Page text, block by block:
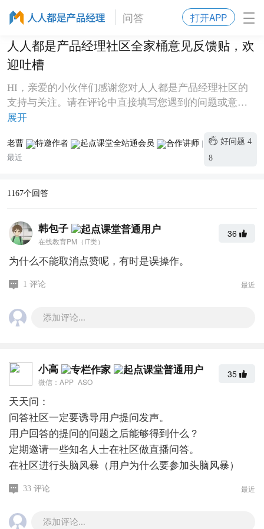
问答 打开APP
人人都是产品经理社区全家桶意见反馈贴，欢
迎吐槽
HI，亲爱的小伙伴们感谢您对人人都是产品经理社区的
支持与关注。请在评论中直接填写您遇到的问题或意见
建议，您的意见对人人都是产品经理非常重要，是人人
见和建议，对您留下的宝贵意见我们将第一时间给予解
答并修正，并根据反馈意见的重要程度，给予一定奖
请注明产品模块，目前人人都是产品经理社区旗下产品
有：[图片]人人
展开
老曹
|
最近
好问题4
8
1167个回答
韩包子
在线教育PM（IT类）
36
为什么不能取消点赞呢，有时是误操作。
1 评论 最近
添加评论...
小高
微信：APP_ASO
35
天天问：
问答社区一定要诱导用户提问发声。
用户回答的提问的问题之后能够得到什么？
定期邀请一些知名人士在社区做直播问答。
在社区进行头脑风暴（用户为什么要参加头脑风暴）
33 评论 最近
添加评论...